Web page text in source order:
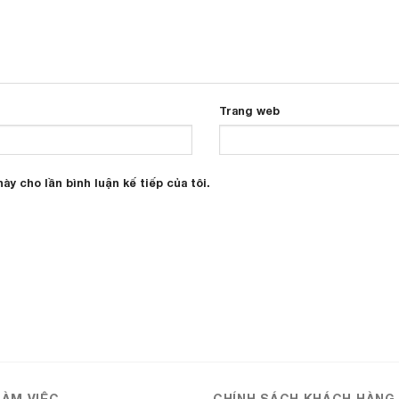
Trang web
cho lần bình luận kế tiếp của tôi.